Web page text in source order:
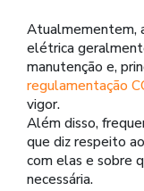
Atualmementem,
elétrica
manutenção e,
regulamentação
vigor.
Além disso,
que diz respeito
com elas e sobre
necessária.